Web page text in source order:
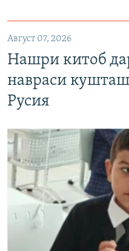
Август 07, 2026
Нашри китоб
навраси
Русия